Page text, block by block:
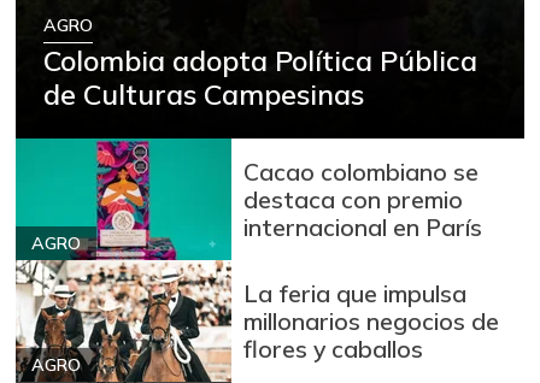
AGRO
Colombia adopta Política Pública
de Culturas Campesinas
AGRO
Cacao colombiano se
destaca con premio
internacional en París
AGRO
La feria que impulsa
millonarios negocios de
flores y caballos